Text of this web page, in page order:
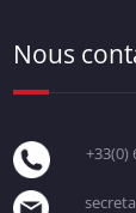
Nous
+33(0)